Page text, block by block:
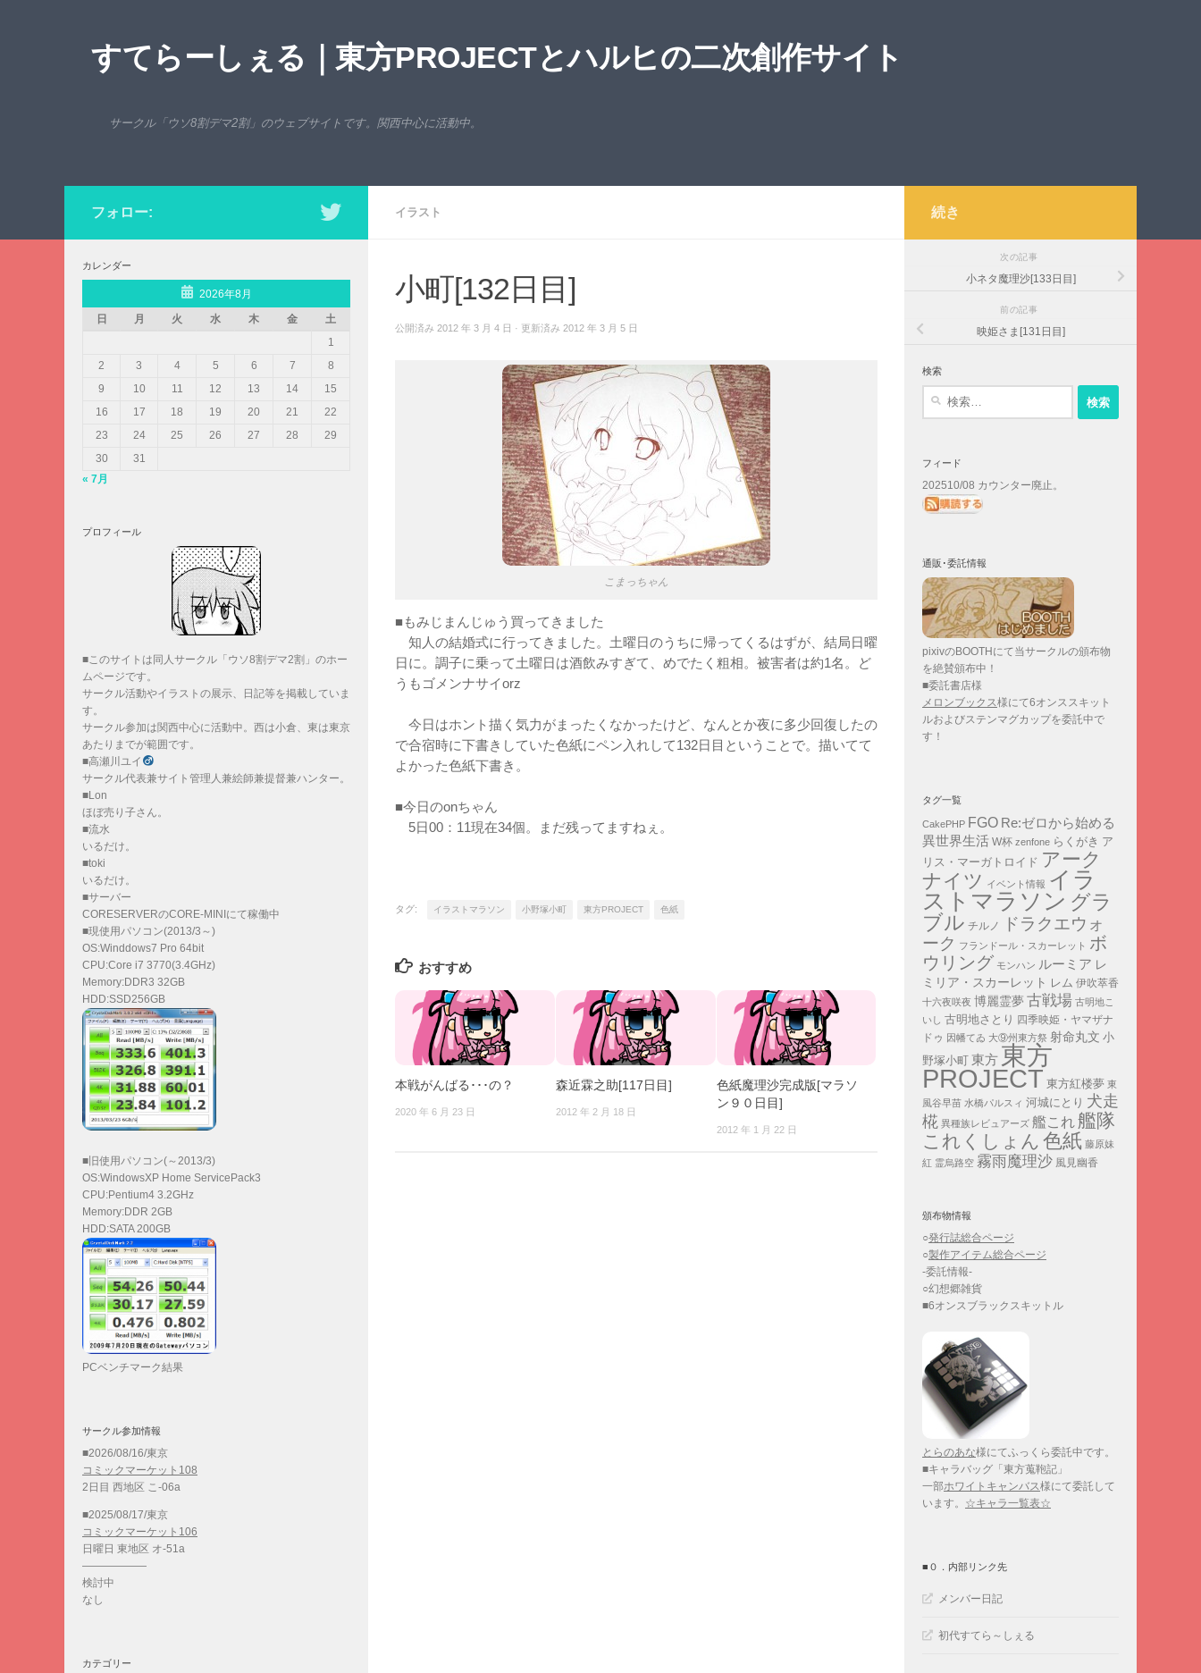
すてらーしぇる｜東方PROJECTとハルヒの二次創作サイト
サークル「ウソ8割デマ2割」のウェブサイトです。関西中心に活動中。
イラスト
小町[132日目]
公開済み 2012 年 3 月 4 日 · 更新済み 2012 年 3 月 5 日
こまっちゃん
■もみじまんじゅう買ってきました
知人の結婚式に行ってきました。土曜日のうちに帰ってくるはずが、結局日曜
日に。調子に乗って土曜日は酒飲みすぎて、めでたく粗相。被害者は約1名。ど
うもゴメンナサイorz
今日はホント描く気力がまったくなかったけど、なんとか夜に多少回復したの
で合宿時に下書きしていた色紙にペン入れして132日目ということで。描いてて
よかった色紙下書き。
■今日のonちゃん
5日00：11現在34個。まだ残ってますねぇ。
タグ: イラストマラソン 小野塚小町 東方PROJECT 色紙
おすすめ
本戦がんばる･･･の？
2020 年 6 月 23 日
森近霖之助[117日目]
2012 年 2 月 18 日
色紙魔理沙完成版[マラソ
ン９０日目]
2012 年 1 月 22 日
フォロー:
カレンダー
2026年8月
日
月 火 水 木 金
土
1
2
3 4 5 6 7
8
9
10 11 12 13 14
15
16
17 18 19 20 21
22
23
24 25 26 27 28
29
30
31
« 7月
プロフィール
■このサイトは同人サークル「ウソ8割デマ2割」のホー
ムページです。
サークル活動やイラストの展示、日記等を掲載していま
す。
サークル参加は関西中心に活動中。西は小倉、東は東京
あたりまでが範囲です。
■高瀬川ユイ
サークル代表兼サイト管理人兼絵師兼提督兼ハンター。
■Lon
ほぼ売り子さん。
■流水
いるだけ。
■toki
いるだけ。
■サーバー
CORESERVERのCORE-MINIにて稼働中
■現使用パソコン(2013/3～)
OS:Winddows7 Pro 64bit
CPU:Core i7 3770(3.4GHz)
Memory:DDR3 32GB
HDD:SSD256GB
■旧使用パソコン(～2013/3)
OS:WindowsXP Home ServicePack3
CPU:Pentium4 3.2GHz
Memory:DDR 2GB
HDD:SATA 200GB
PCベンチマーク結果
サークル参加情報
■2026/08/16/東京
コミックマーケット108
2日目 西地区 こ-06a
■2025/08/17/東京
コミックマーケット106
日曜日 東地区 オ-51a
——————
検討中
なし
カテゴリー
続き
次の記事
小ネタ魔理沙[133日目]
前の記事
映姫さま[131日目]
検索
フィード
202510/08 カウンター廃止。
通販･委託情報
pixivのBOOTHにて当サークルの頒布物
を絶賛頒布中！
■委託書店様
メロンブックス様にて6オンススキット
ルおよびステンマグカップを委託中で
す！
タグ一覧
CakePHP FGO Re:ゼロから始める
異世界生活 W杯 zenfone らくがき ア
リス・マーガトロイド アーク
ナイツ イベント情報 イラ
ストマラソン グラ
ブル チルノ
ドラクエウォ
ーク フランドール・スカーレット ボ
ウリング モンハン ルーミア レ
ミリア・スカーレット
レム 伊吹萃香
十六夜咲夜 博麗霊夢 古戦場 古明地こ
いし 古明地さとり 四季映姫・ヤマザナ
ドゥ 因幡てゐ 大⑨州東方祭 射命丸文 小
野塚小町 東方 東方
PROJECT 東方紅楼夢 東
風谷早苗 水橋パルスィ 河城にとり 犬走
椛 異種族レビュアーズ 艦これ艦隊
これくしょん 色紙 藤原妹
紅 霊烏路空 霧雨魔理沙 風見幽香
頒布物情報
○発行誌総合ページ
○製作アイテム総合ページ
-委託情報-
○幻想郷雑貨
■6オンスブラックスキットル
とらのあな様にてふっくら委託中です。
■キャラバッグ「東方蒐鞄記」
一部ホワイトキャンバス様にて委託して
います。 ☆キャラ一覧表☆
■０．内部リンク先
メンバー日記
初代すてら～しぇる